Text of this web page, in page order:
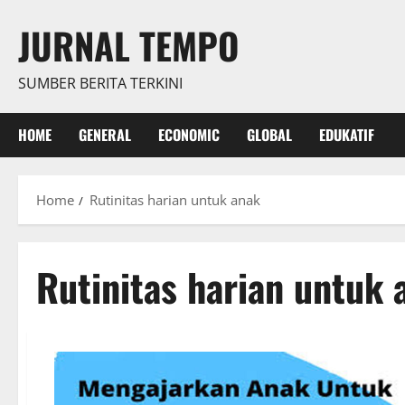
content
JURNAL TEMPO
SUMBER BERITA TERKINI
HOME GENERAL ECONOMIC GLOBAL EDUKATIF
Home Rutinitas harian untuk anak
Rutinitas harian untuk